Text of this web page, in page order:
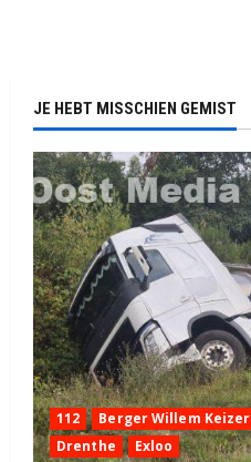
JE HEBT MISSCHIEN GEMIST
112 Berger Willem Keizer
Drenthe
Exloo